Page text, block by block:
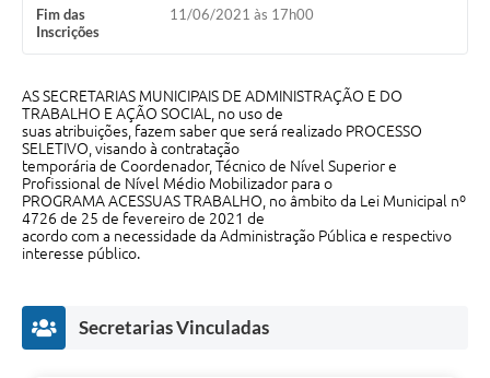
Gabinetes e Secretarias
Editais
Links
Serviços Online
Telefones Úteis
Notícias
Fim das
Inscrições
11/06/2021 às 17h00
AS SECRETARIAS MUNICIPAIS DE ADMINISTRAÇÃO E DO
TRABALHO E AÇÃO SOCIAL, no uso de
suas atribuições, fazem saber que será realizado PROCESSO
SELETIVO, visando à contratação
temporária de Coordenador, Técnico de Nível Superior e
Profissional de Nível Médio Mobilizador para o
PROGRAMA ACESSUAS TRABALHO, no âmbito da Lei Municipal nº
4726 de 25 de fevereiro de 2021 de
acordo com a necessidade da Administração Pública e respectivo
interesse público.
Secretarias Vinculadas